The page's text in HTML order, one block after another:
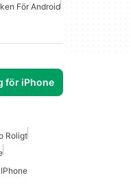
För Android
för iPhone
Roligt